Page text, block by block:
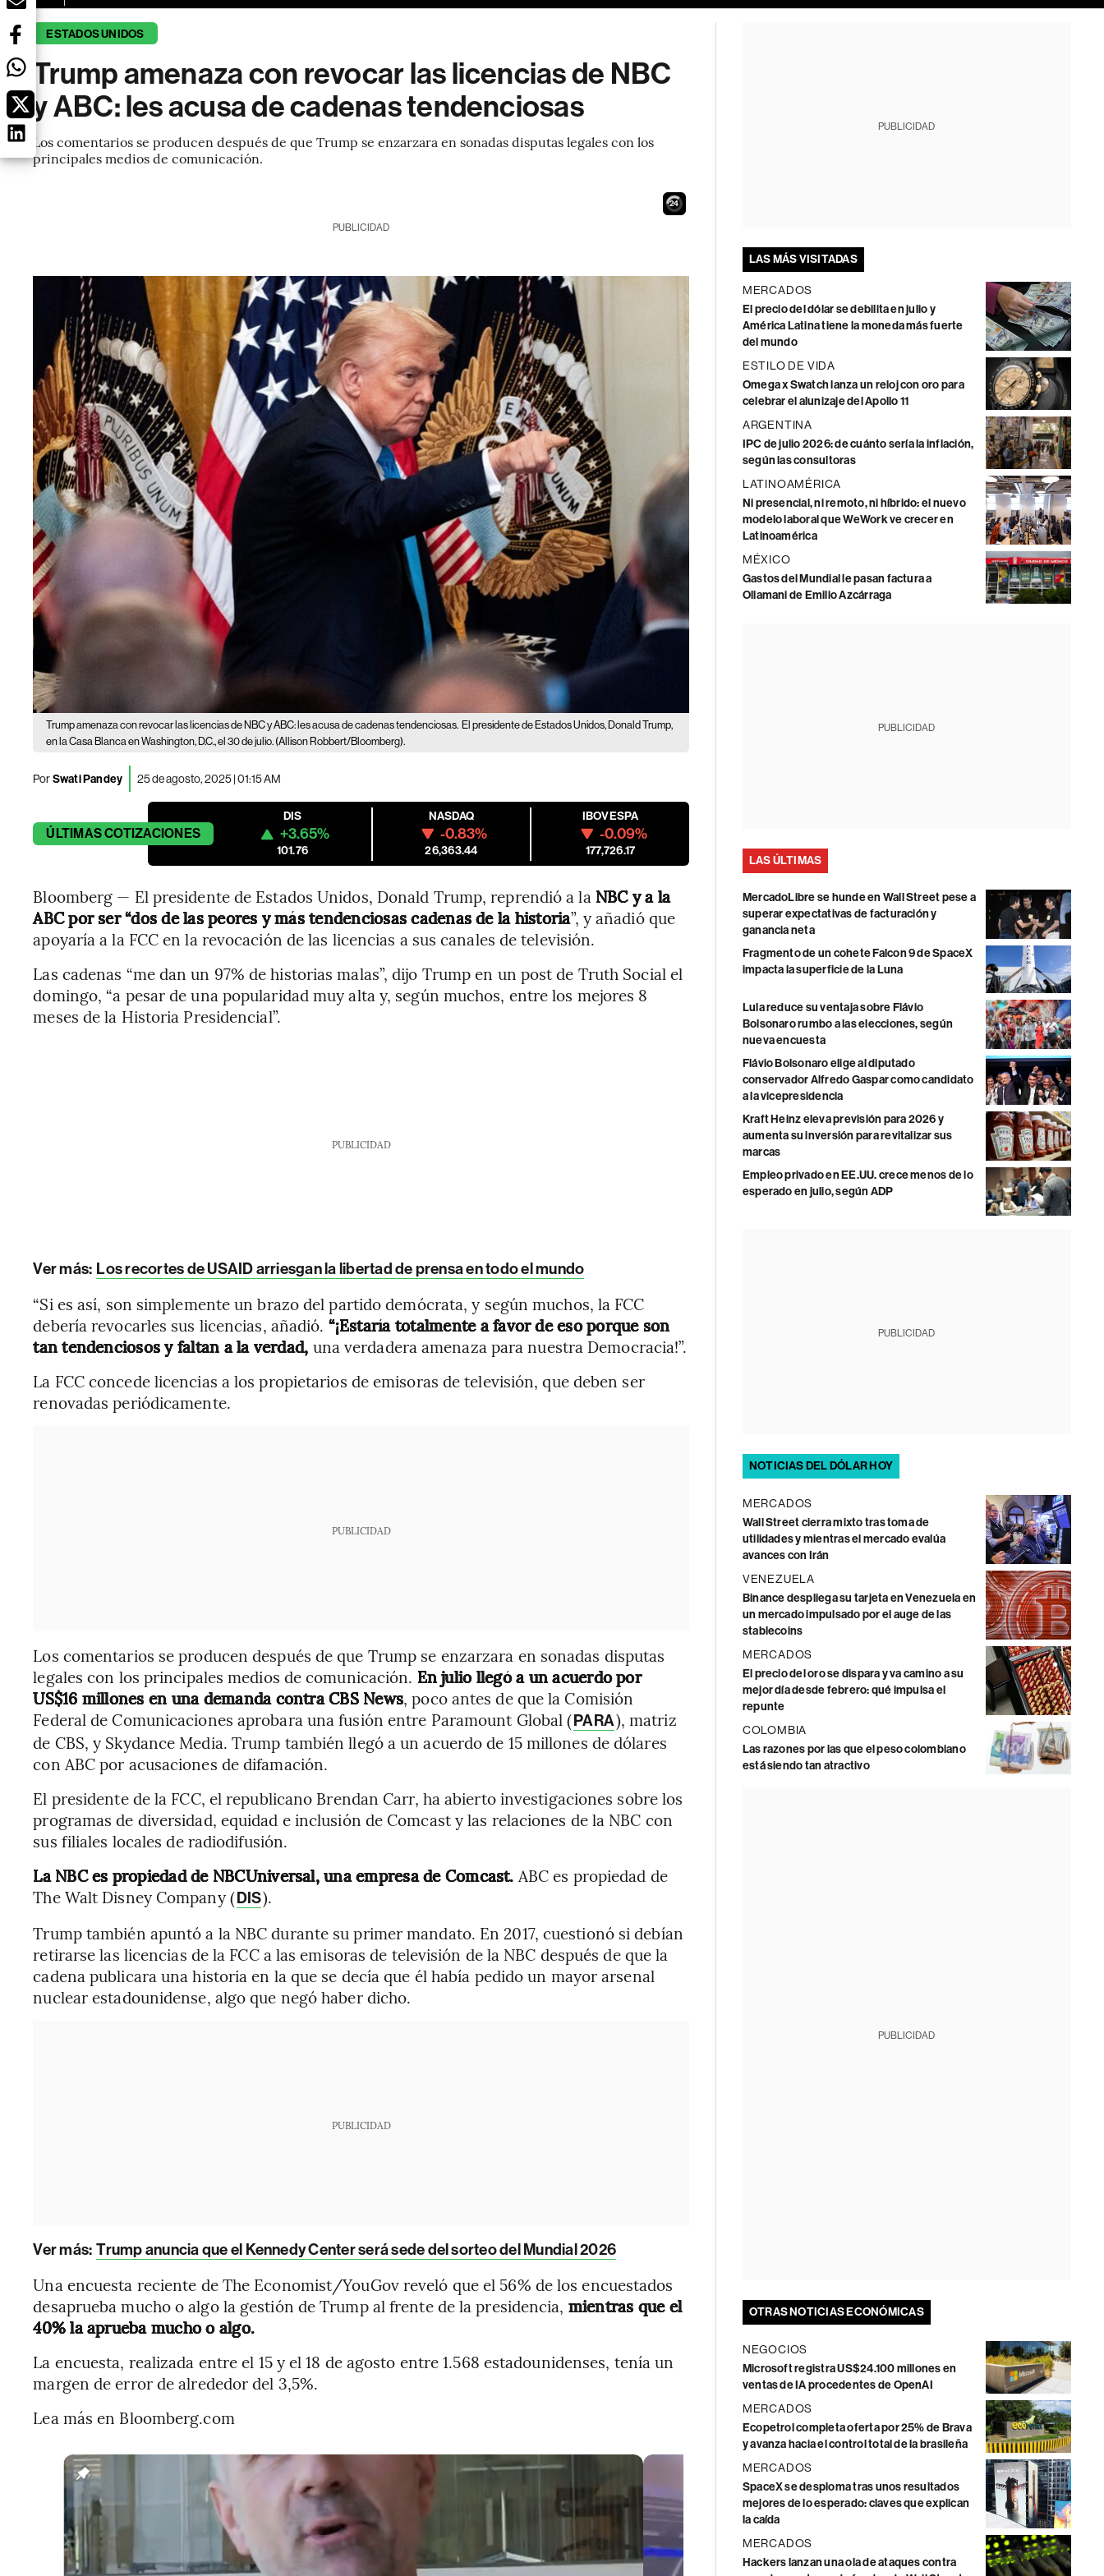
ESTADOS UNIDOS
Trump amenaza con revocar las licencias de NBC
y ABC: les acusa de cadenas tendenciosas
Los comentarios se producen después de que Trump se enzarzara en sonadas disputas legales con los
principales medios de comunicación.
23
PUBLICIDAD
Trump amenaza con revocar las licencias de NBC y ABC: les acusa de cadenas tendenciosas. El presidente de Estados Unidos, Donald Trump,
en la Casa Blanca en Washington, D.C., el 30 de julio. (Allison Robbert/Bloomberg).
PorSwati Pandey 25 de agosto, 2025 | 01:15 AM
ÚLTIMASCOTIZACIONES
DIS
+3.65%
101.76
NASDAQ
-0.83%
26,363.44
IBOVESPA
-0.09%
177,726.17
Bloomberg — El presidente de Estados Unidos, Donald Trump, reprendió a la NBC y a la
ABC por ser “dos de las peores y más tendenciosas cadenas de la historia”, y añadió que
apoyaría a la FCC en la revocación de las licencias a sus canales de televisión.
Las cadenas “me dan un 97% de historias malas”, dijo Trump en un post de Truth Social el
domingo, “a pesar de una popularidad muy alta y, según muchos, entre los mejores 8
meses de la Historia Presidencial”.
PUBLICIDAD
Ver más: Los recortes de USAID arriesgan la libertad de prensa en todo el mundo
“Si es así, son simplemente un brazo del partido demócrata, y según muchos, la FCC
debería revocarles sus licencias, añadió. “¡Estaría totalmente a favor de eso porque son
tan tendenciosos y faltan a la verdad, una verdadera amenaza para nuestra Democracia!”.
La FCC concede licencias a los propietarios de emisoras de televisión, que deben ser
renovadas periódicamente.
PUBLICIDAD
Los comentarios se producen después de que Trump se enzarzara en sonadas disputas
legales con los principales medios de comunicación. En julio llegó a un acuerdo por
US$16 millones en una demanda contra CBS News, poco antes de que la Comisión
Federal de Comunicaciones aprobara una fusión entre Paramount Global (PARA), matriz
de CBS, y Skydance Media. Trump también llegó a un acuerdo de 15 millones de dólares
con ABC por acusaciones de difamación.
El presidente de la FCC, el republicano Brendan Carr, ha abierto investigaciones sobre los
programas de diversidad, equidad e inclusión de Comcast y las relaciones de la NBC con
sus filiales locales de radiodifusión.
La NBC es propiedad de NBCUniversal, una empresa de Comcast. ABC es propiedad de
The Walt Disney Company (DIS).
Trump también apuntó a la NBC durante su primer mandato. En 2017, cuestionó si debían
retirarse las licencias de la FCC a las emisoras de televisión de la NBC después de que la
cadena publicara una historia en la que se decía que él había pedido un mayor arsenal
nuclear estadounidense, algo que negó haber dicho.
PUBLICIDAD
Ver más: Trump anuncia que el Kennedy Center será sede del sorteo del Mundial 2026
Una encuesta reciente de The Economist/YouGov reveló que el 56% de los encuestados
desaprueba mucho o algo la gestión de Trump al frente de la presidencia, mientras que el
40% la aprueba mucho o algo.
La encuesta, realizada entre el 15 y el 18 de agosto entre 1.568 estadounidenses, tenía un
margen de error de alrededor del 3,5%.
Lea más en Bloomberg.com
PUBLICIDAD
LAS MÁS VISITADAS
MERCADOS
El precio del dólar se debilita en julio y
América Latina tiene la moneda más fuerte
del mundo
ESTILO DE VIDA
Omega x Swatch lanza un reloj con oro para
celebrar el alunizaje del Apollo 11
ARGENTINA
IPC de julio 2026: de cuánto sería la inflación,
según las consultoras
LATINOAMÉRICA
Ni presencial, ni remoto, ni híbrido: el nuevo
modelo laboral que WeWork ve crecer en
Latinoamérica
MÉXICO
Gastos del Mundial le pasan factura a
Ollamani de Emilio Azcárraga
PUBLICIDAD
LAS ÚLTIMAS
MercadoLibre se hunde en Wall Street pese a
superar expectativas de facturación y
ganancia neta
Fragmento de un cohete Falcon 9 de SpaceX
impacta la superficie de la Luna
Lula reduce su ventaja sobre Flávio
Bolsonaro rumbo a las elecciones, según
nueva encuesta
Flávio Bolsonaro elige al diputado
conservador Alfredo Gaspar como candidato
a la vicepresidencia
Kraft Heinz eleva previsión para 2026 y
aumenta su inversión para revitalizar sus
marcas
Empleo privado en EE.UU. crece menos de lo
esperado en julio, según ADP
PUBLICIDAD
NOTICIAS DEL DÓLAR HOY
MERCADOS
Wall Street cierra mixto tras toma de
utilidades y mientras el mercado evalúa
avances con Irán
VENEZUELA
Binance despliega su tarjeta en Venezuela en
un mercado impulsado por el auge de las
stablecoins
MERCADOS
El precio del oro se dispara y va camino a su
mejor día desde febrero: qué impulsa el
repunte
COLOMBIA
Las razones por las que el peso colombiano
está siendo tan atractivo
PUBLICIDAD
OTRAS NOTICIAS ECONÓMICAS
NEGOCIOS
Microsoft registra US$24.100 millones en
ventas de IA procedentes de OpenAI
MERCADOS
Ecopetrol completa oferta por 25% de Brava
y avanza hacia el control total de la brasileña
MERCADOS
SpaceX se desploma tras unos resultados
mejores de lo esperado: claves que explican
la caída
MERCADOS
Hackers lanzan una ola de ataques contra